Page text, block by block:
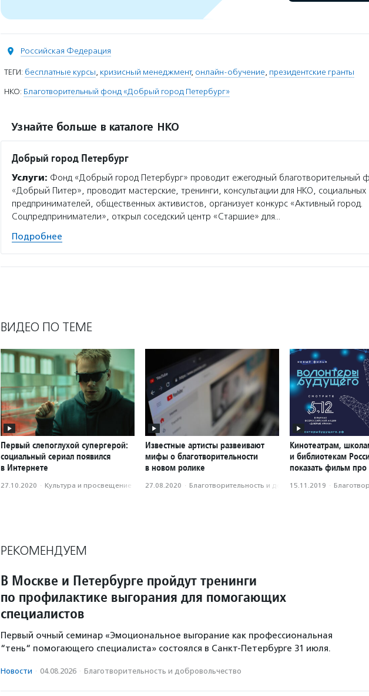
Российская Федерация
ТЕГИ: бесплатные курсы, кризисный менеджмент, онлайн-обучение, президентские гранты
НКО: Благотворительный фонд «Добрый город Петербург»
Узнайте больше в каталоге НКО
Добрый город Петербург
Услуги: Фонд «Добрый город Петербург» проводит ежегодный благотворительный
«Добрый Питер», проводит мастерские, тренинги, консультации для НКО, социальных
предпринимателей, общественных активистов, организует конкурс «Активный город.
Соцпредприниматели», открыл соседский центр «Старшие» для…
Подробнее
ВИДЕО ПО ТЕМЕ
Первый слепоглухой супергерой:
социальный сериал появился
в Интернете
27.10.2020 · Культура и просвещение
Известные артисты развеивают
мифы о благотворительности
в новом ролике
27.08.2020 · Благотвори­тель­ность и доброволь­чест­во
Кинотеатрам,
и библиотекам
показать фильм про
15.11.2019 ·
РЕКОМЕНДУЕМ
В Москве и Петербурге пройдут тренинги
по профилактике выгорания для помогающих
специалистов
Первый очный семинар «Эмоциональное выгорание как профессиональная
“тень“ помогающего специалиста» состоялся в Санкт-Петербурге 31 июля.
Новости · 04.08.2026 · Благотвори­тель­ность и доброволь­чест­во